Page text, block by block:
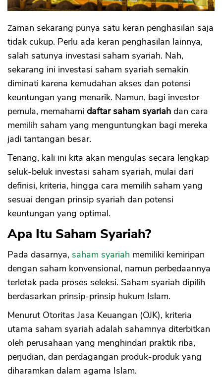
Zaman sekarang punya satu keran penghasilan saja
tidak cukup. Perlu ada keran penghasilan lainnya,
salah satunya investasi saham syariah. Nah,
sekarang ini investasi saham syariah semakin
diminati karena kemudahan akses dan potensi
keuntungan yang menarik. Namun, bagi investor
pemula, memahami daftar saham syariah dan cara
memilih saham yang menguntungkan bagi mereka
jadi tantangan besar.
Tenang, kali ini kita akan mengulas secara lengkap
seluk-beluk investasi saham syariah, mulai dari
definisi, kriteria, hingga cara memilih saham yang
sesuai dengan prinsip syariah dan potensi
keuntungan yang optimal.
Apa Itu Saham Syariah?
Pada dasarnya, saham syariah memiliki kemiripan
dengan saham konvensional, namun perbedaannya
terletak pada proses seleksi. Saham syariah dipilih
berdasarkan prinsip-prinsip hukum Islam.
Menurut Otoritas Jasa Keuangan (OJK), kriteria
utama saham syariah adalah sahamnya diterbitkan
oleh perusahaan yang menghindari praktik riba,
perjudian, dan perdagangan produk-produk yang
diharamkan dalam agama Islam.